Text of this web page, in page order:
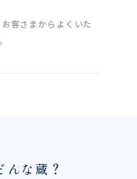
客さまからよくいた
んな蔵？